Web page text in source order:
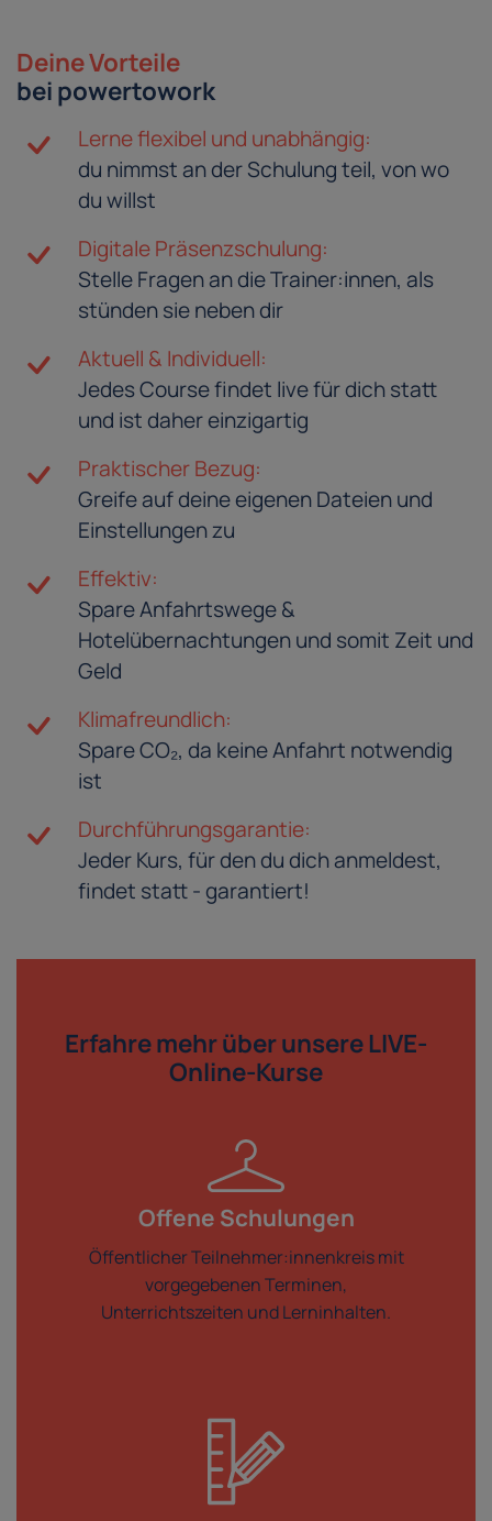
Deine Vorteile
bei powertowork
Lerne flexibel und unabhängig:
du nimmst an der Schulung teil, von wo
du willst
Digitale Präsenzschulung:
Stelle Fragen an die Trainer:innen, als
stünden sie neben dir
Aktuell & Individuell:
Jedes Course findet live für dich statt
und ist daher einzigartig
Praktischer Bezug:
Greife auf deine eigenen Dateien und
Einstellungen zu
Effektiv:
Spare Anfahrtswege &
Hotelübernachtungen und somit Zeit und
Geld
Klimafreundlich:
Spare CO₂, da keine Anfahrt notwendig
ist
Durchführungsgarantie:
Jeder Kurs, für den du dich anmeldest,
findet statt - garantiert!
Erfahre mehr überunsere LIVE-
Online-Kurse
Offene Schulungen
Öffentlicher Teilnehmer:innenkreis mit
vorgegebenen Terminen,
Unterrichtszeiten und Lerninhalten.